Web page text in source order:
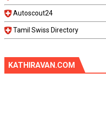
Autoscout24
Tamil Swiss Directory
KATHIRAVAN.COM